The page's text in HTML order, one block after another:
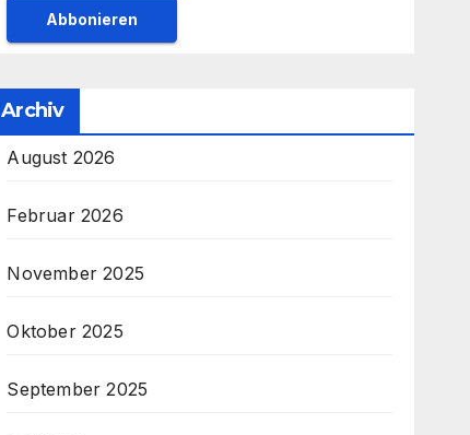
Archiv
August 2026
Februar 2026
November 2025
Oktober 2025
September 2025